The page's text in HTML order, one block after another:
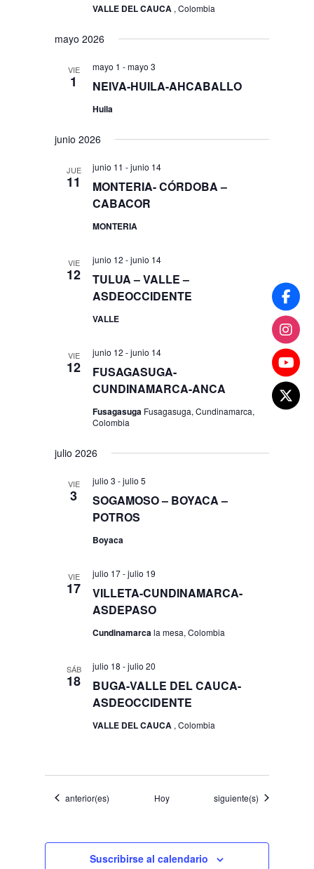
VALLE DEL CAUCA , Colombia
mayo 2026
VIE
1 NEIVA-HUILA-AHCABALLO
mayo 1 -mayo 3
Huila
junio 2026
JUE
11
MONTERIA- CÓRDOBA –
CABACOR
junio 11 -junio 14
MONTERIA
VIE
12
TULUA – VALLE –
ASDEOCCIDENTE
junio 12 -junio 14
VALLE
VIE
12
FUSAGASUGA-
CUNDINAMARCA-ANCA
junio 12 -junio 14
Fusagasuga Fusagasuga, Cundinamarca,
Colombia
julio 2026
VIE
3
SOGAMOSO – BOYACA –
POTROS
julio 3 -julio 5
Boyaca
VIE
17
VILLETA-CUNDINAMARCA-
ASDEPASO
julio 17-julio 19
Cundinamarcala mesa, Colombia
SÁB
18
BUGA-VALLE DEL CAUCA-
ASDEOCCIDENTE
julio 18 -julio 20
VALLE DEL CAUCA , Colombia
Eventos
anterior(es) Hoy Eventos
siguiente(s)
Suscribirse al calendario